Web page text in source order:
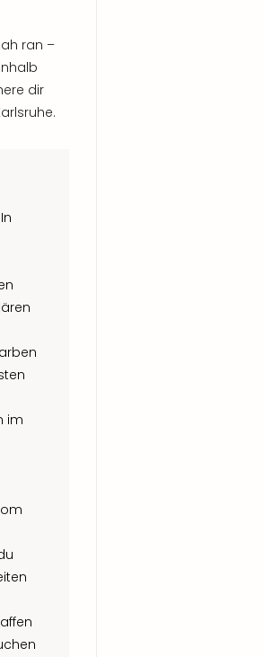
ran –
dir
im